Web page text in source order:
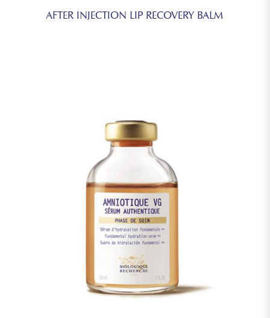
AFTER INJECTION LIP RECOVERY BALM